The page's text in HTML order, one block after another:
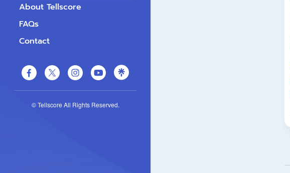
About Tellscore
FAQs
Contact
© Tellscore All Rights Reserved.